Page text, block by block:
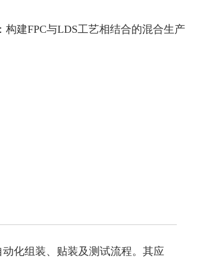
构建FPC与LDS工艺相结合的混合生产
化组装、贴装及测试流程。其应